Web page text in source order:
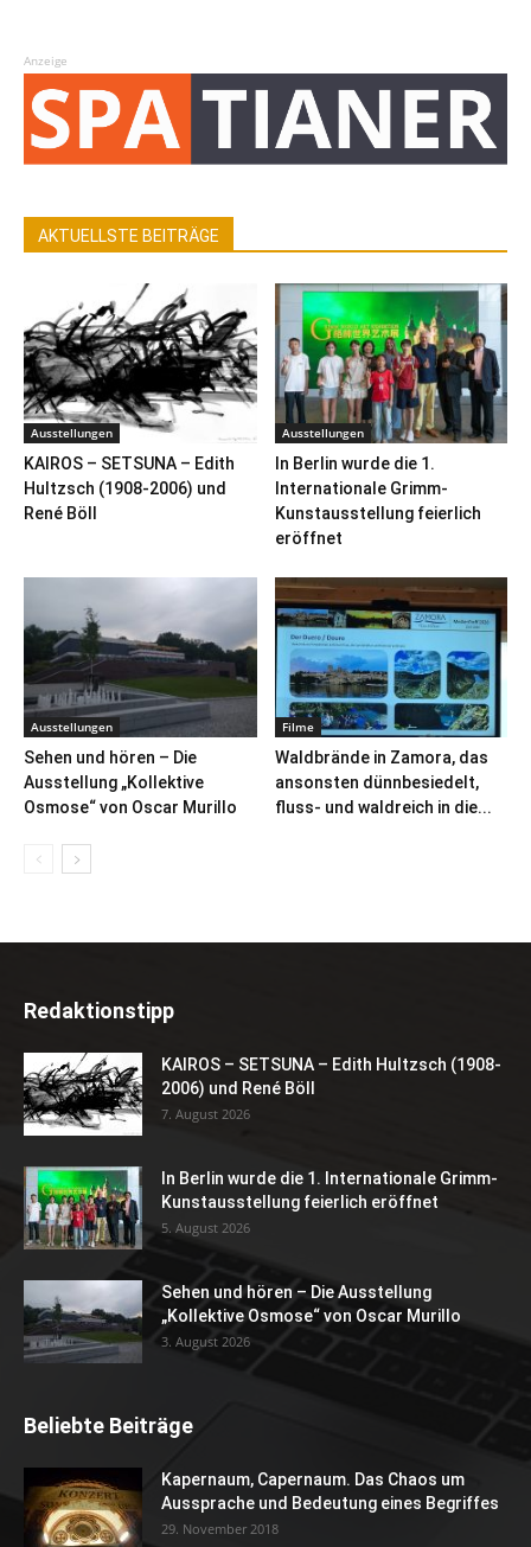
Anzeige
AKTUELLSTE BEITRÄGE
Ausstellungen
KAIROS – SETSUNA – Edith
Hultzsch (1908-2006) und
René Böll
Ausstellungen
In Berlin wurde die 1.
Internationale Grimm-
Kunstausstellung feierlich
eröffnet
Ausstellungen
Sehen und hören – Die
Ausstellung „Kollektive
Osmose“ von Oscar Murillo
Filme
Waldbrände in Zamora, das
ansonsten dünnbesiedelt,
fluss- und waldreich in die...
Redaktionstipp
KAIROS – SETSUNA – Edith Hultzsch (1908-
2006) und René Böll
7. August 2026
In Berlin wurde die 1. Internationale Grimm-
Kunstausstellung feierlich eröffnet
5. August 2026
Sehen und hören – Die Ausstellung
„Kollektive Osmose“ von Oscar Murillo
3. August 2026
Beliebte Beiträge
Kapernaum, Capernaum. Das Chaos um
Aussprache und Bedeutung eines Begriffes
29. November 2018